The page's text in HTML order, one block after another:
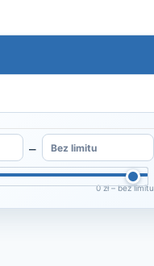
–
0 zł – bez limitu